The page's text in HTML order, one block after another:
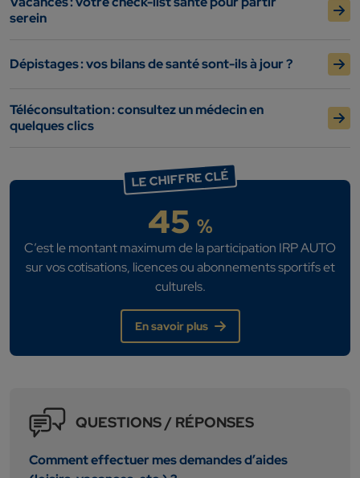
serein
Dépistages : vos bilans de santé sont-ils à jour ?
Téléconsultation : consultez un médecin en
quelques clics
LE CHIFFRE CLÉ
45 %
C’est le montant maximum de la participation IRP AUTO
sur vos cotisations, licences ou abonnements sportifs et
culturels.
En savoir plus
QUESTIONS / RÉPONSES
Comment effectuer mes demandes d’aides